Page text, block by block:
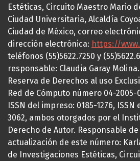
Estéticas, Circuito Maestro Mario
Ciudad Universitaria, Alcaldía
Ciudad de México, correo
dirección electrónica: https://
teléfonos (55)5622.7250 y
responsable: Claudia Garay
Reserva de Derechos al uso
Red de Cómputo número 04-2005-
ISSN del impreso: 0185-1276,
3062, ambos otorgados por el
Derecho de Autor. Responsable
actualización de este número:
de Investigaciones Estéticas,